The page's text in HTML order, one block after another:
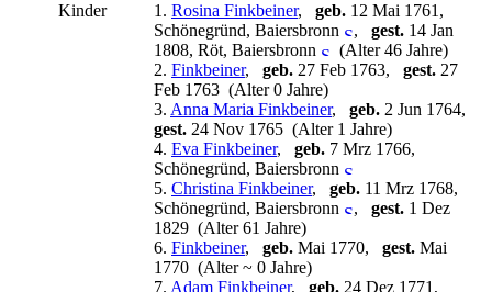
Kinder
1. Rosina Finkbeiner, geb. 12 Mai 1761,
Schönegründ, Baiersbronn
, gest. 14 Jan
1808, Röt, Baiersbronn
(Alter 46 Jahre)
2. Finkbeiner, geb. 27 Feb 1763, gest. 27
Feb 1763 (Alter 0 Jahre)
3. Anna Maria Finkbeiner, geb. 2 Jun 1764,
gest. 24 Nov 1765 (Alter 1 Jahre)
4. Eva Finkbeiner, geb. 7 Mrz 1766,
Schönegründ, Baiersbronn
5. Christina Finkbeiner, geb. 11 Mrz 1768,
Schönegründ, Baiersbronn
, gest. 1 Dez
1829 (Alter 61 Jahre)
6. Finkbeiner, geb. Mai 1770, gest. Mai
1770 (Alter ~ 0 Jahre)
7. Adam Finkbeiner, geb. 24 Dez 1771,